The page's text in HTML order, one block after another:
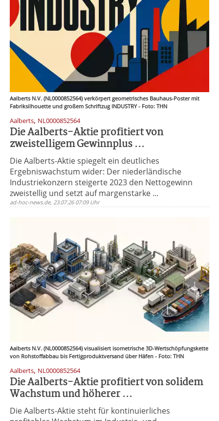
Aalberts N.V. (NL0000852564) verkörpert geometrisches Bauhaus-Poster mit
Fabriksilhouette und großem Schriftzug INDUSTRY - Foto: THN
Aalberts, NL0000852564
Die Aalberts-Aktie profitiert von
zweistelligem Gewinnplus ...
Die Aalberts-Aktie spiegelt ein deutliches
Ergebniswachstum wider: Der niederländische
Industriekonzern steigerte 2023 den Nettogewinn
zweistellig und setzt auf margenstarke ...
ad-hoc-news.de, 23.07.26 07:09 Uhr
Aalberts N.V. (NL0000852564) visualisiert isometrische 3D-Wertschöpfungskette
von Rohstoffabbau bis Fertigproduktversand über Häfen - Foto: THN
Aalberts, NL0000852564
Die Aalberts-Aktie profitiert von solidem
Wachstum und höherer ...
Die Aalberts-Aktie steht für kontinuierliches